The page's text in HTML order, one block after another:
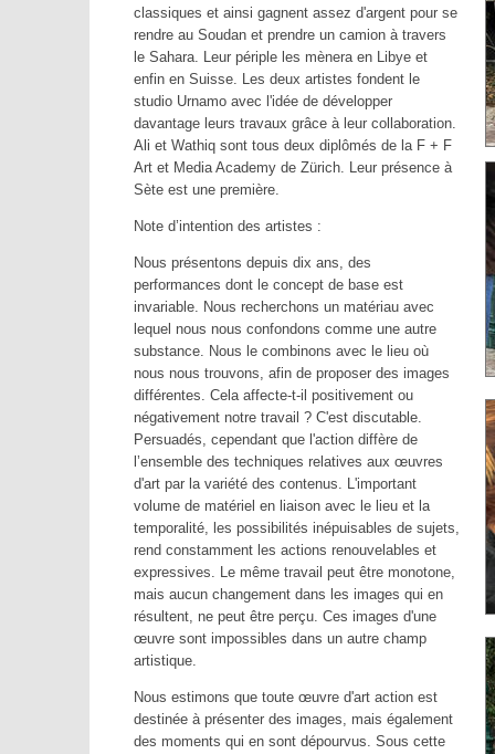
classiques et ainsi gagnent assez d'argent pour se
rendre au Soudan et prendre un camion à travers
le Sahara. Leur périple les mènera en Libye et
enfin en Suisse. Les deux artistes fondent le
studio Urnamo avec l'idée de développer
davantage leurs travaux grâce à leur collaboration.
Ali et Wathiq sont tous deux diplômés de la F + F
Art et Media Academy de Zürich. Leur présence à
Sète est une première.
Note d’intention des artistes :
Nous présentons depuis dix ans, des
performances dont le concept de base est
invariable. Nous recherchons un matériau avec
lequel nous nous confondons comme une autre
substance. Nous le combinons avec le lieu où
nous nous trouvons, afin de proposer des images
différentes. Cela affecte-t-il positivement ou
négativement notre travail ? C'est discutable.
Persuadés, cependant que l'action diffère de
l’ensemble des techniques relatives aux œuvres
d'art par la variété des contenus. L'important
volume de matériel en liaison avec le lieu et la
temporalité, les possibilités inépuisables de sujets,
rend constamment les actions renouvelables et
expressives. Le même travail peut être monotone,
mais aucun changement dans les images qui en
résultent, ne peut être perçu. Ces images d'une
œuvre sont impossibles dans un autre champ
artistique.
Nous estimons que toute œuvre d'art action est
destinée à présenter des images, mais également
des moments qui en sont dépourvus. Sous cette